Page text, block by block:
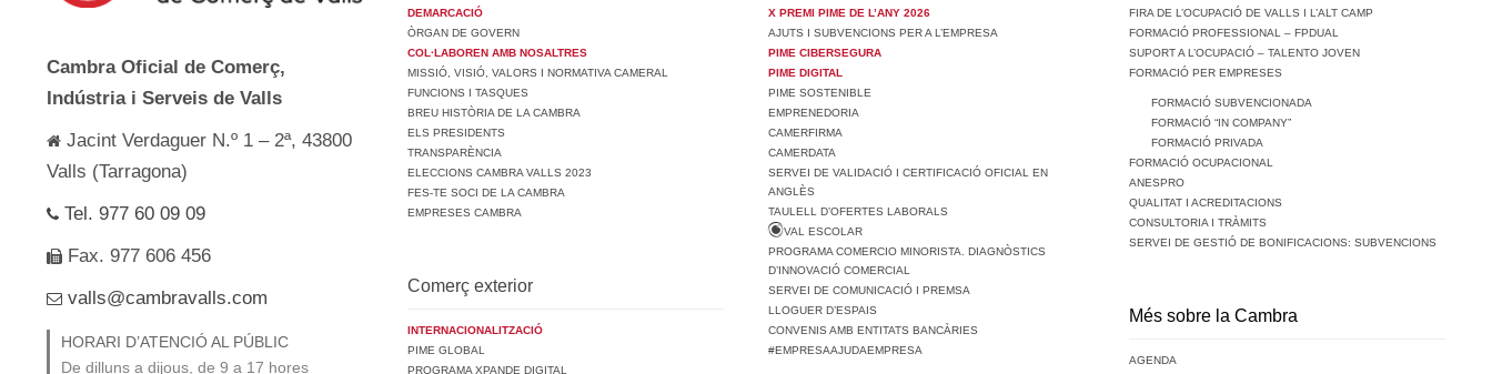
Cambra Oficial de Comerç,
Indústria i Serveis de Valls
Jacint Verdaguer N.º 1 – 2ª, 43800
Valls (Tarragona)
Tel. 977 60 09 09
Fax. 977 606 456
valls@cambravalls.com
HORARI D’ATENCIÓ AL PÚBLIC
De dilluns a dijous, de 9 a 17 hores
DEMARCACIÓ
ÒRGAN DE GOVERN
COL·LABOREN AMB NOSALTRES
MISSIÓ, VISIÓ, VALORS I NORMATIVA CAMERAL
FUNCIONS I TASQUES
BREU HISTÒRIA DE LA CAMBRA
ELS PRESIDENTS
TRANSPARÈNCIA
ELECCIONS CAMBRA VALLS 2023
FES-TE SOCI DE LA CAMBRA
EMPRESES CAMBRA
Comerç exterior
INTERNACIONALITZACIÓ
PIME GLOBAL
PROGRAMA XPANDE DIGITAL
X PREMI PIME DE L’ANY 2026
AJUTS I SUBVENCIONS PER A L’EMPRESA
PIME CIBERSEGURA
PIME DIGITAL
PIME SOSTENIBLE
EMPRENEDORIA
CAMERFIRMA
CAMERDATA
SERVEI DE VALIDACIÓ I CERTIFICACIÓ OFICIAL EN
ANGLÈS
TAULELL D’OFERTES LABORALS
VAL ESCOLAR
PROGRAMA COMERCIO MINORISTA. DIAGNÒSTICS
D’INNOVACIÓ COMERCIAL
SERVEI DE COMUNICACIÓ I PREMSA
LLOGUER D’ESPAIS
CONVENIS AMB ENTITATS BANCÀRIES
#EMPRESAAJUDAEMPRESA
FIRA DE L’OCUPACIÓ DE VALLS I L’ALT CAMP
FORMACIÓ PROFESSIONAL – FPDUAL
SUPORT A L’OCUPACIÓ – TALENTO JOVEN
FORMACIÓ PER EMPRESES
FORMACIÓ SUBVENCIONADA
FORMACIÓ “IN COMPANY”
FORMACIÓ PRIVADA
FORMACIÓ OCUPACIONAL
ANESPRO
QUALITAT I ACREDITACIONS
CONSULTORIA I TRÀMITS
SERVEI DE GESTIÓ DE BONIFICACIONS: SUBVENCIONS
Més sobre la Cambra
AGENDA